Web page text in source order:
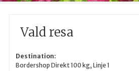
Vald resa
Destination:
Bordershop Direkt 100 kg, Linje 1